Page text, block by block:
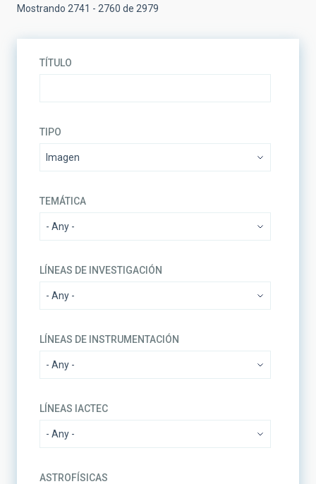
Mostrando 2741 - 2760 de 2979
TÍTULO
TIPO
TEMÁTICA
LÍNEAS DE INVESTIGACIÓN
LÍNEAS DE INSTRUMENTACIÓN
LÍNEAS IACTEC
ASTROFÍSICAS